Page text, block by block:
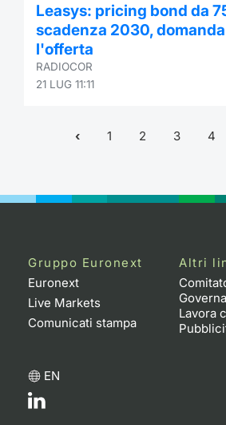
Leasys: pricing bond da
scadenza 2030,
l'offerta
RADIOCOR
21 LUG 11:11
1 2 3 4
Gruppo Euronext
Euronext
Live Markets
Comunicati stampa
Altri
Lavora
EN